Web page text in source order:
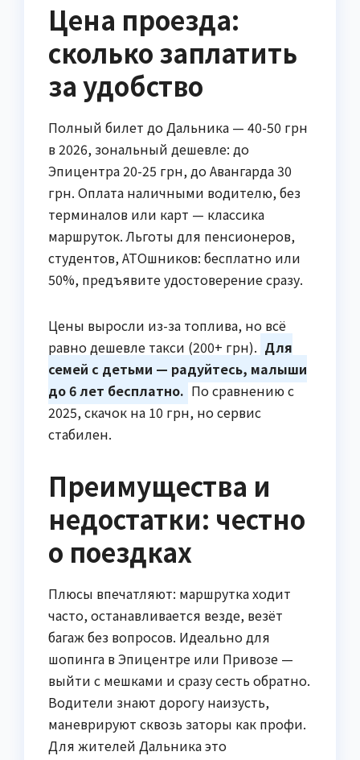
Цена проезда:
сколько заплатить
за удобство
Полный билет до Дальника — 40-50 грн
в 2026, зональный дешевле: до
Эпицентра 20-25 грн, до Авангарда 30
грн. Оплата наличными водителю, без
терминалов или карт — классика
маршруток. Льготы для пенсионеров,
студентов, АТОшников: бесплатно или
50%, предъявите удостоверение сразу.
Цены выросли из-за топлива, но всё
равно дешевле такси (200+ грн). Для
семей с детьми — радуйтесь, малыши
до 6 лет бесплатно. По сравнению с
2025, скачок на 10 грн, но сервис
стабилен.
Преимущества и
недостатки: честно
о поездках
Плюсы впечатляют: маршрутка ходит
часто, останавливается везде, везёт
багаж без вопросов. Идеально для
шопинга в Эпицентре или Привозе —
выйти с мешками и сразу сесть обратно.
Водители знают дорогу наизусть,
маневрируют сквозь заторы как профи.
Для жителей Дальника это